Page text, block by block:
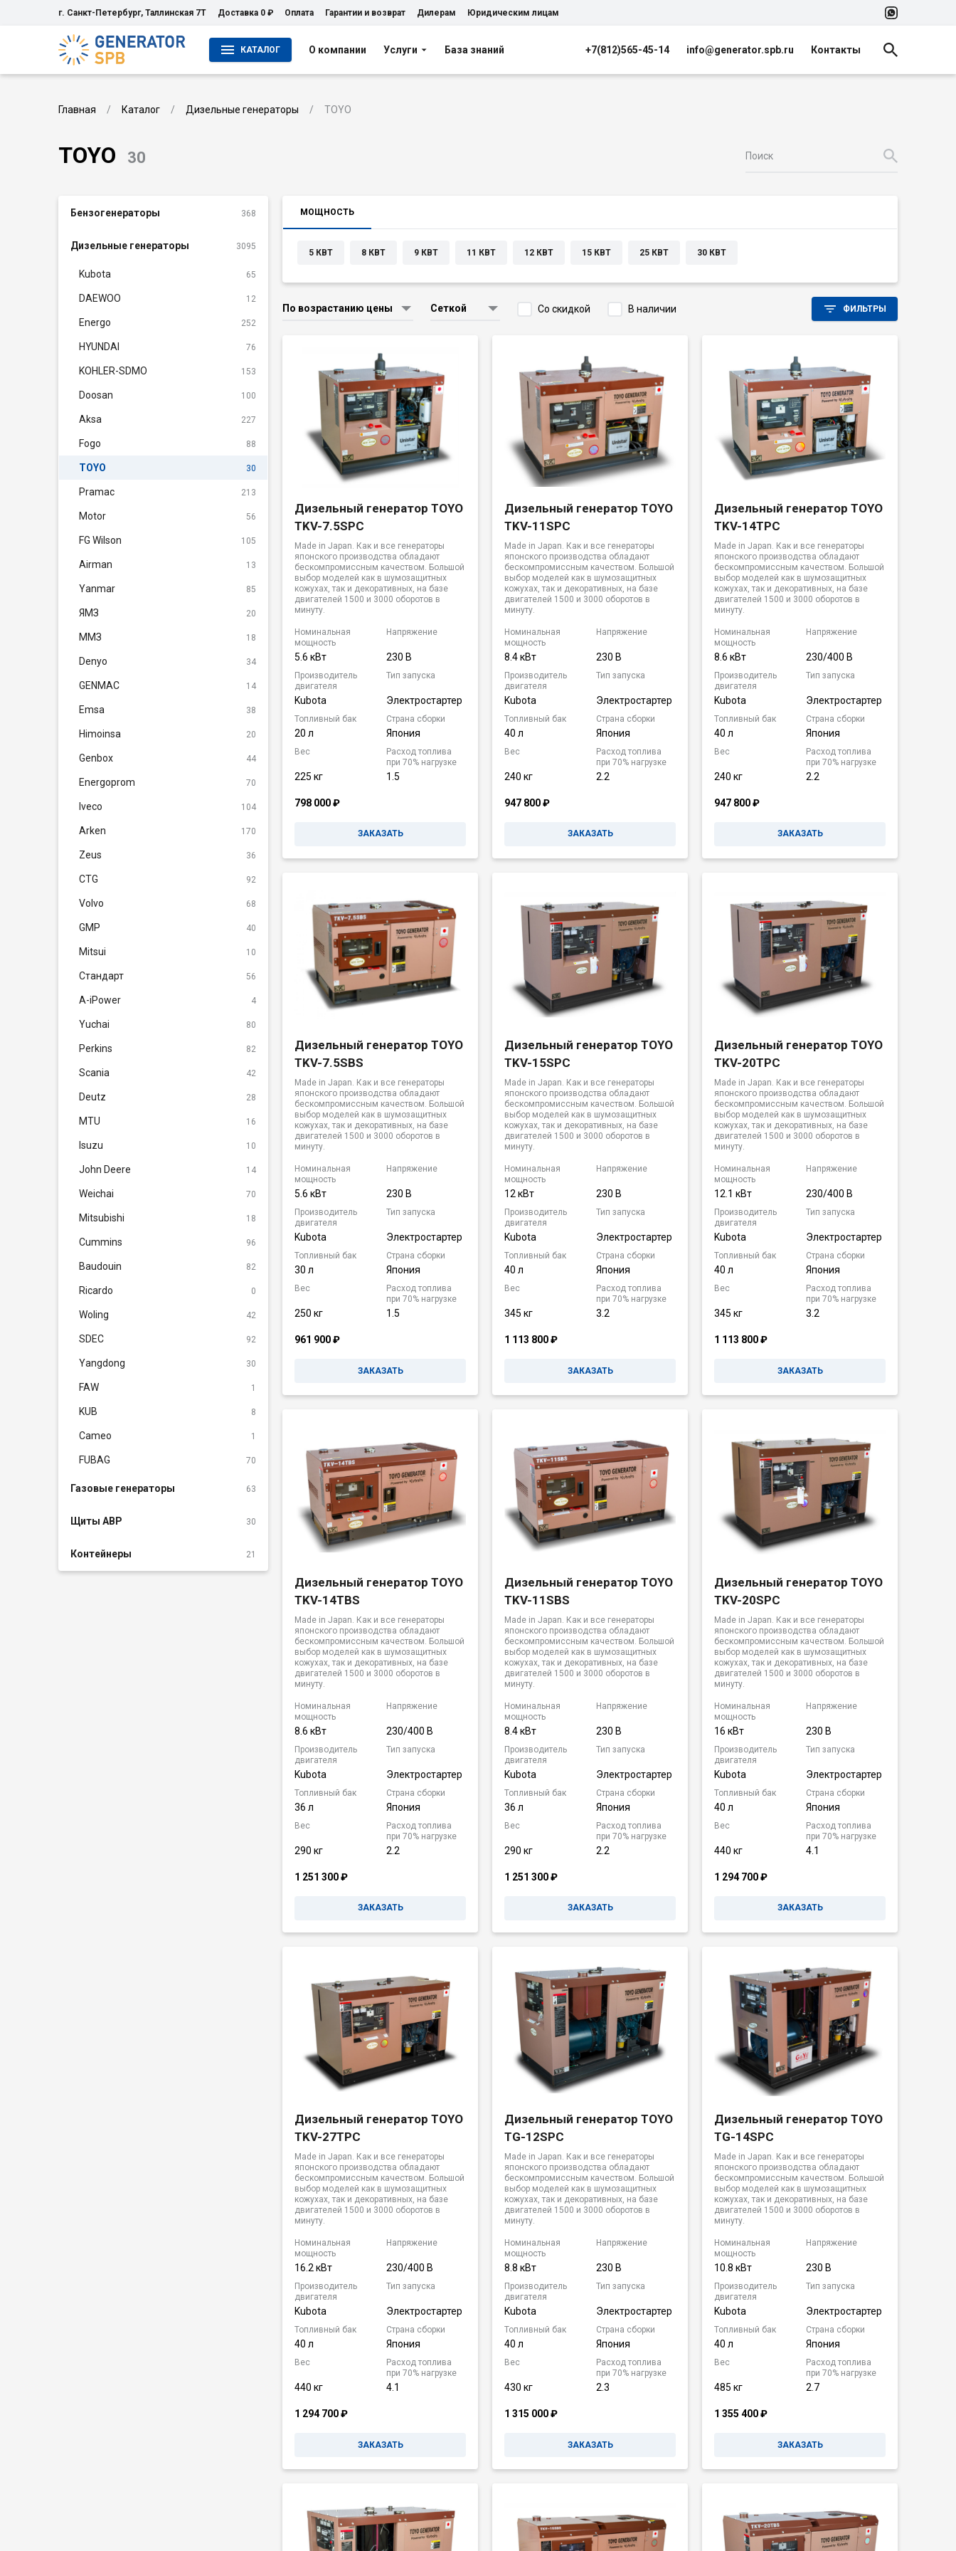
г. Санкт-Петербург, Таллинская 7Т Доставка 0 ₽ Оплата Гарантии и возврат Дилерам Юридическим лицам
КАТАЛОГ О компании Услуги База знаний +7(812)565-45-14 info@generator.spb.ru Контакты
Главная Каталог Дизельные генераторы TOYO
TOYO 30
Бензогенераторы 368
Дизельные генераторы 3095
Kubota 65
DAEWOO 12
Energo 252
HYUNDAI 76
KOHLER-SDMO 153
Doosan 100
Aksa 227
Fogo 88
TOYO 30
Pramac 213
Motor 56
FG Wilson 105
Airman 13
Yanmar 85
ЯМЗ 20
ММЗ 18
Denyo 34
GENMAC 14
Emsa 38
Himoinsa 20
Genbox 44
Energoprom 70
Iveco 104
Arken 170
Zeus 36
CTG 92
Volvo 68
GMP 40
Mitsui 10
Стандарт 56
A-iPower 4
Yuchai 80
Perkins 82
Scania 42
Deutz 28
MTU 16
Isuzu 10
John Deere 14
Weichai 70
Mitsubishi 18
Cummins 96
Baudouin 82
Ricardo 0
Woling 42
SDEC 92
Yangdong 30
FAW 1
KUB 8
Cameo 1
FUBAG 70
Газовые генераторы 63
Щиты АВР 30
Контейнеры 21
МОЩНОСТЬ
5 КВТ 8 КВТ 9 КВТ 11 КВТ 12 КВТ 15 КВТ 25 КВТ 30 КВТ
По возрастанию цены Сеткой Со скидкой В наличии ФИЛЬТРЫ
Дизельный генератор TOYO
TKV-7.5SPC
Made in Japan. Как и все генераторы
японского производства обладают
бескомпромиссным качеством. Большой
выбор моделей как в шумозащитных
кожухах, так и декоративных, на базе
двигателей 1500 и 3000 оборотов в
минуту.
Номинальная
мощность
5.6 кВт
Напряжение
230 В
Производитель
двигателя
Kubota
Тип запуска
Электростартер
Топливный бак
20 л
Страна сборки
Япония
Вес
225 кг
Расход топлива
при 70% нагрузке
1.5
798 000₽
ЗАКАЗАТЬ
Дизельный генератор TOYO
TKV-11SPC
Made in Japan. Как и все генераторы
японского производства обладают
бескомпромиссным качеством. Большой
выбор моделей как в шумозащитных
кожухах, так и декоративных, на базе
двигателей 1500 и 3000 оборотов в
минуту.
Номинальная
мощность
8.4 кВт
Напряжение
230 В
Производитель
двигателя
Kubota
Тип запуска
Электростартер
Топливный бак
40 л
Страна сборки
Япония
Вес
240 кг
Расход топлива
при 70% нагрузке
2.2
947 800₽
ЗАКАЗАТЬ
Дизельный генератор TOYO
TKV-14TPC
Made in Japan. Как и все генераторы
японского производства обладают
бескомпромиссным качеством. Большой
выбор моделей как в шумозащитных
кожухах, так и декоративных, на базе
двигателей 1500 и 3000 оборотов в
минуту.
Номинальная
мощность
8.6 кВт
Напряжение
230/400 В
Производитель
двигателя
Kubota
Тип запуска
Электростартер
Топливный бак
40 л
Страна сборки
Япония
Вес
240 кг
Расход топлива
при 70% нагрузке
2.2
947 800₽
ЗАКАЗАТЬ
Дизельный генератор TOYO
TKV-7.5SBS
Made in Japan. Как и все генераторы
японского производства обладают
бескомпромиссным качеством. Большой
выбор моделей как в шумозащитных
кожухах, так и декоративных, на базе
двигателей 1500 и 3000 оборотов в
минуту.
Номинальная
мощность
5.6 кВт
Напряжение
230 В
Производитель
двигателя
Kubota
Тип запуска
Электростартер
Топливный бак
30 л
Страна сборки
Япония
Вес
250 кг
Расход топлива
при 70% нагрузке
1.5
961 900₽
ЗАКАЗАТЬ
Дизельный генератор TOYO
TKV-15SPC
Made in Japan. Как и все генераторы
японского производства обладают
бескомпромиссным качеством. Большой
выбор моделей как в шумозащитных
кожухах, так и декоративных, на базе
двигателей 1500 и 3000 оборотов в
минуту.
Номинальная
мощность
12 кВт
Напряжение
230 В
Производитель
двигателя
Kubota
Тип запуска
Электростартер
Топливный бак
40 л
Страна сборки
Япония
Вес
345 кг
Расход топлива
при 70% нагрузке
3.2
1 113 800₽
ЗАКАЗАТЬ
Дизельный генератор TOYO
TKV-20TPC
Made in Japan. Как и все генераторы
японского производства обладают
бескомпромиссным качеством. Большой
выбор моделей как в шумозащитных
кожухах, так и декоративных, на базе
двигателей 1500 и 3000 оборотов в
минуту.
Номинальная
мощность
12.1 кВт
Напряжение
230/400 В
Производитель
двигателя
Kubota
Тип запуска
Электростартер
Топливный бак
40 л
Страна сборки
Япония
Вес
345 кг
Расход топлива
при 70% нагрузке
3.2
1 113 800₽
ЗАКАЗАТЬ
Дизельный генератор TOYO
TKV-14TBS
Made in Japan. Как и все генераторы
японского производства обладают
бескомпромиссным качеством. Большой
выбор моделей как в шумозащитных
кожухах, так и декоративных, на базе
двигателей 1500 и 3000 оборотов в
минуту.
Номинальная
мощность
8.6 кВт
Напряжение
230/400 В
Производитель
двигателя
Kubota
Тип запуска
Электростартер
Топливный бак
36 л
Страна сборки
Япония
Вес
290 кг
Расход топлива
при 70% нагрузке
2.2
1 251 300₽
ЗАКАЗАТЬ
Дизельный генератор TOYO
TKV-11SBS
Made in Japan. Как и все генераторы
японского производства обладают
бескомпромиссным качеством. Большой
выбор моделей как в шумозащитных
кожухах, так и декоративных, на базе
двигателей 1500 и 3000 оборотов в
минуту.
Номинальная
мощность
8.4 кВт
Напряжение
230 В
Производитель
двигателя
Kubota
Тип запуска
Электростартер
Топливный бак
36 л
Страна сборки
Япония
Вес
290 кг
Расход топлива
при 70% нагрузке
2.2
1 251 300₽
ЗАКАЗАТЬ
Дизельный генератор TOYO
TKV-20SPC
Made in Japan. Как и все генераторы
японского производства обладают
бескомпромиссным качеством. Большой
выбор моделей как в шумозащитных
кожухах, так и декоративных, на базе
двигателей 1500 и 3000 оборотов в
минуту.
Номинальная
мощность
16 кВт
Напряжение
230 В
Производитель
двигателя
Kubota
Тип запуска
Электростартер
Топливный бак
40 л
Страна сборки
Япония
Вес
440 кг
Расход топлива
при 70% нагрузке
4.1
1 294 700₽
ЗАКАЗАТЬ
Дизельный генератор TOYO
TKV-27TPC
Made in Japan. Как и все генераторы
японского производства обладают
бескомпромиссным качеством. Большой
выбор моделей как в шумозащитных
кожухах, так и декоративных, на базе
двигателей 1500 и 3000 оборотов в
минуту.
Номинальная
мощность
16.2 кВт
Напряжение
230/400 В
Производитель
двигателя
Kubota
Тип запуска
Электростартер
Топливный бак
40 л
Страна сборки
Япония
Вес
440 кг
Расход топлива
при 70% нагрузке
4.1
1 294 700₽
ЗАКАЗАТЬ
Дизельный генератор TOYO
TG-12SPC
Made in Japan. Как и все генераторы
японского производства обладают
бескомпромиссным качеством. Большой
выбор моделей как в шумозащитных
кожухах, так и декоративных, на базе
двигателей 1500 и 3000 оборотов в
минуту.
Номинальная
мощность
8.8 кВт
Напряжение
230 В
Производитель
двигателя
Kubota
Тип запуска
Электростартер
Топливный бак
40 л
Страна сборки
Япония
Вес
430 кг
Расход топлива
при 70% нагрузке
2.3
1 315 000₽
ЗАКАЗАТЬ
Дизельный генератор TOYO
TG-14SPC
Made in Japan. Как и все генераторы
японского производства обладают
бескомпромиссным качеством. Большой
выбор моделей как в шумозащитных
кожухах, так и декоративных, на базе
двигателей 1500 и 3000 оборотов в
минуту.
Номинальная
мощность
10.8 кВт
Напряжение
230 В
Производитель
двигателя
Kubota
Тип запуска
Электростартер
Топливный бак
40 л
Страна сборки
Япония
Вес
485 кг
Расход топлива
при 70% нагрузке
2.7
1 355 400₽
ЗАКАЗАТЬ